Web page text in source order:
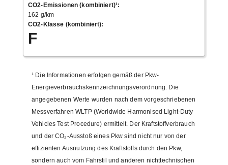
CO2-Emissionen (kombiniert)¹:
162 g/km
CO2-Klasse (kombiniert):
F
¹ Die Informationen erfolgen gemäß der Pkw-
Energieverbrauchskennzeichnungsverordnung. Die
angegebenen Werte wurden nach dem vorgeschriebenen
Messverfahren WLTP (Worldwide Harmonised Light-Duty
Vehicles Test Procedure) ermittelt. Der Kraftstoffverbrauch
und der CO₂-Ausstoß eines Pkw sind nicht nur von der
effizienten Ausnutzung des Kraftstoffs durch den Pkw,
sondern auch vom Fahrstil und anderen nichttechnischen